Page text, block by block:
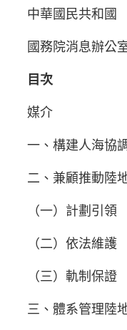
中華國民共和國
國務院消息辦公
目次
媒介
一、構建人海協
二、兼顧推動陸
（一）計劃引領
（二）依法維護
（三）軌制保證
三、體系管理陸